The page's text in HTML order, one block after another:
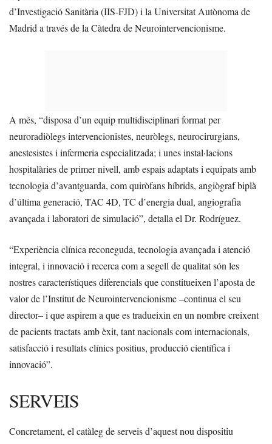
d’Investigació Sanitària (IIS-FJD) i la Universitat Autònoma de
Madrid a través de la Càtedra de Neurointervencionisme.
A més, “disposa d’un equip multidisciplinari format per
neuroradiòlegs intervencionistes, neuròlegs, neurocirurgians,
anestesistes i infermeria especialitzada; i unes instal·lacions
hospitalàries de primer nivell, amb espais adaptats i equipats amb
tecnologia d’avantguarda, com quiròfans híbrids, angiògraf biplà
d’última generació, TAC 4D, TC d’energia dual, angiografia
avançada i laboratori de simulació”, detalla el Dr. Rodríguez.
“Experiència clínica reconeguda, tecnologia avançada i atenció
integral, i innovació i recerca com a segell de qualitat són les
nostres característiques diferencials que constitueixen l’aposta de
valor de l’Institut de Neurointervencionisme –continua el seu
director– i que aspirem a que es tradueixin en un nombre creixent
de pacients tractats amb èxit, tant nacionals com internacionals,
satisfacció i resultats clínics positius, producció científica i
innovació”.
SERVEIS
Concretament, el catàleg de serveis d’aquest nou dispositiu